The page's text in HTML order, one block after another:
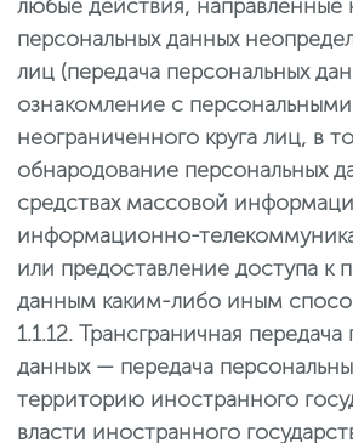
любые действия, направленные
персональных данных
лиц (передача персональных
ознакомление с
неограниченного круга лиц, в
обнародование персональных
средствах массовой
информационно-
или предоставление доступа к
данным каким-либо иным
1.1.12. Трансграничная
данных — передача
территорию иностранного
власти иностранного